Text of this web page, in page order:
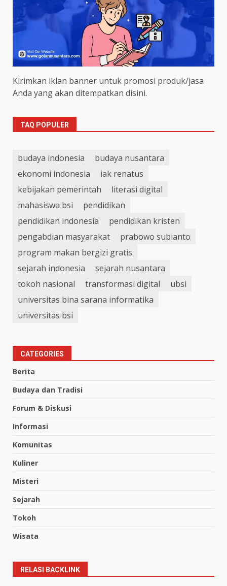
Kirimkan iklan banner untuk promosi produk/jasa
Anda yang akan ditempatkan disini.
TAQ POPULER
budaya indonesia
budaya nusantara
ekonomi indonesia
iak renatus
kebijakan pemerintah
literasi digital
mahasiswa bsi
pendidikan
pendidikan indonesia
pendidikan kristen
pengabdian masyarakat
prabowo subianto
program makan bergizi gratis
sejarah indonesia
sejarah nusantara
tokoh nasional
transformasi digital
ubsi
universitas bina sarana informatika
universitas bsi
CATEGORIES
Berita
Budaya dan Tradisi
Forum & Diskusi
Informasi
Komunitas
Kuliner
Misteri
Sejarah
Tokoh
Wisata
RELASI BACKLINK